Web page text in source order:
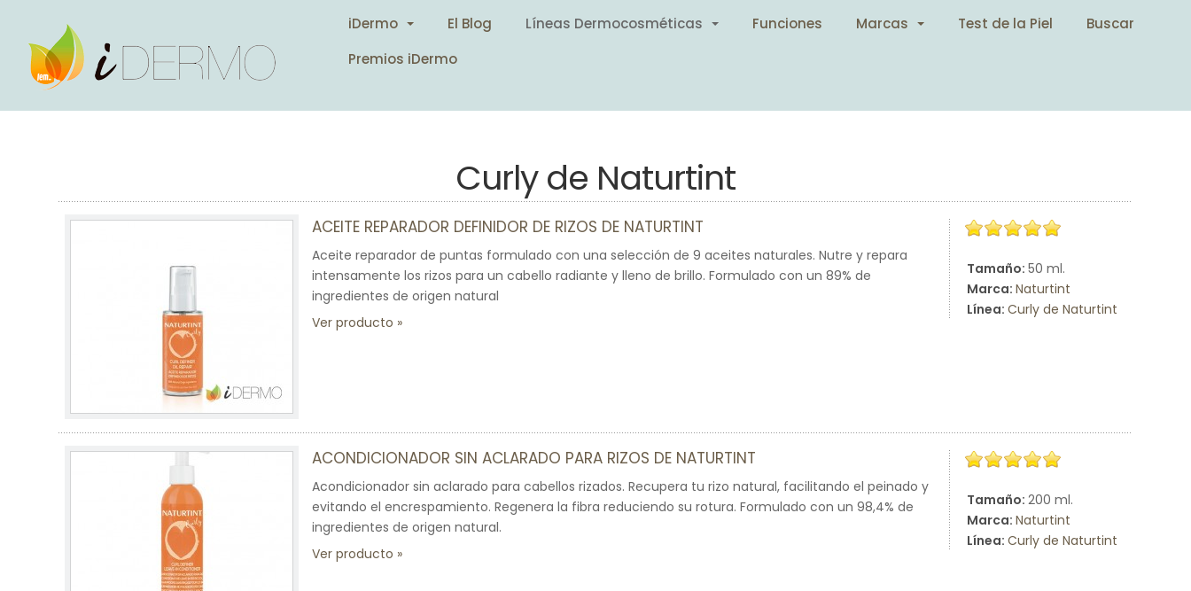
iDermo El Blog Líneas Dermocosméticas Funciones Marcas Test de la Piel
Buscar
Premios iDermo
Curly de Naturtint
Tamaño: 50 ml.
Marca: Naturtint
Línea: Curly de Naturtint
ACEITE REPARADOR DEFINIDOR DE RIZOS DE NATURTINT
Aceite reparador de puntas formulado con una selección de 9 aceites naturales. Nutre y repara
intensamente los rizos para un cabello radiante y lleno de brillo. Formulado con un 89% de
ingredientes de origen natural
Ver producto
Tamaño: 200 ml.
Marca: Naturtint
Línea: Curly de Naturtint
ACONDICIONADOR SIN ACLARADO PARA RIZOS DE NATURTINT
Acondicionador sin aclarado para cabellos rizados. Recupera tu rizo natural, facilitando el peinado y
evitando el encrespamiento. Regenera la fibra reduciendo su rotura. Formulado con un 98,4% de
ingredientes de origen natural.
Ver producto